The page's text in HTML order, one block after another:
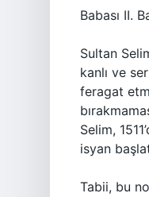
Babası II.
Sultan
kanlı ve
feragat
Selim,
isyan
Tabii, bu